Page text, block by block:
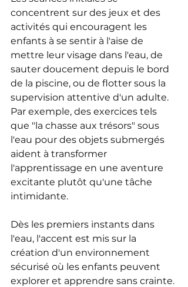
concentrent sur des jeux et des
activités qui encouragent les
enfants à se sentir à l'aise de
mettre leur visage dans l'eau, de
sauter doucement depuis le bord
de la piscine, ou de flotter sous la
supervision attentive d'un adulte.
Par exemple, des exercices tels
que "la chasse aux trésors" sous
l'eau pour des objets submergés
aident à transformer
l'apprentissage en une aventure
excitante plutôt qu'une tâche
intimidante.
Dès les premiers instants dans
l'eau, l'accent est mis sur la
création d'un environnement
sécurisé où les enfants peuvent
explorer et apprendre sans crainte.